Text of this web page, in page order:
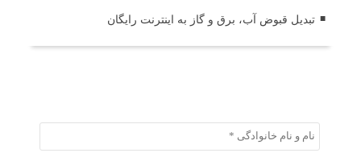
تبدیل قبوض آب، برق و گاز به اینترنت رایگان